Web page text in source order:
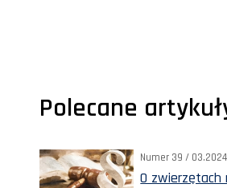
Polecane
Numer 39 /
O zwierzętach